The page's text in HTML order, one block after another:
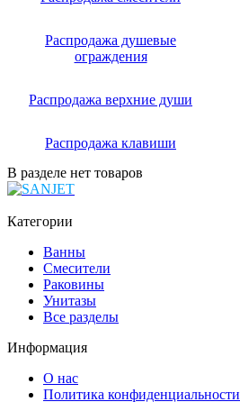
Распродажа душевые
ограждения
Распродажа верхние души
Распродажа клавиши
В разделе нет товаров
Категории
Ванны
Смесители
Раковины
Унитазы
Все разделы
Информация
О нас
Политика конфиденциальности